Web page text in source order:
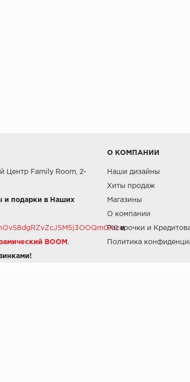
Центр Family Room, 2-
и подарки в Наших
и
BOOM .
О КОМПАНИИ
Наши дизайны
Хиты продаж
Магазины
О компании
Рассрочки и
Политика